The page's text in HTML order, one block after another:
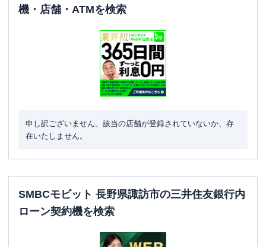
機・店舗・ATMを検索
申し訳ございません。該当の店舗が登録されていないか、存
在いたしません。
SMBCモビット 長野県諏訪市の三井住友銀行内
ローン契約機を検索